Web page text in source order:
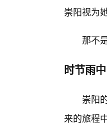
崇阳视为
那不
时节雨
崇阳
来的旅程